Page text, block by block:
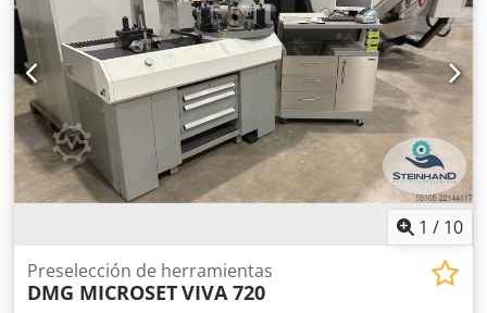
suministro eléctrico conectado. Posibilidad de entrega con
un coste adicional.
1 / 10
Preselección de herramientas
DMG MICROSETVIVA 720